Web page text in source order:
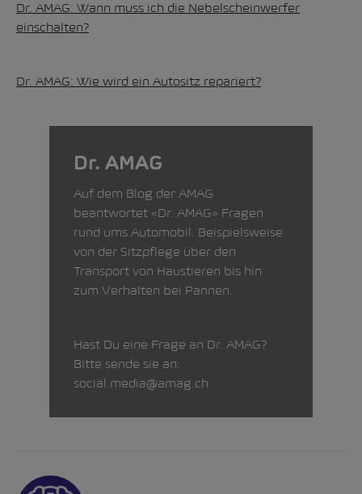
Dr. AMAG: Wann muss ich die Nebelscheinwerfer
einschalten?
Dr. AMAG: Wie wird ein Autositz repariert?
Dr. AMAG
Auf dem Blog der AMAG
beantwortet «Dr. AMAG» Fragen
rund ums Automobil. Beispielsweise
von der Sitzpflege über den
Transport von Haustieren bis hin
zum Verhalten bei Pannen.
Hast Du eine Frage an Dr. AMAG?
Bitte sende sie an:
social.media@amag.ch